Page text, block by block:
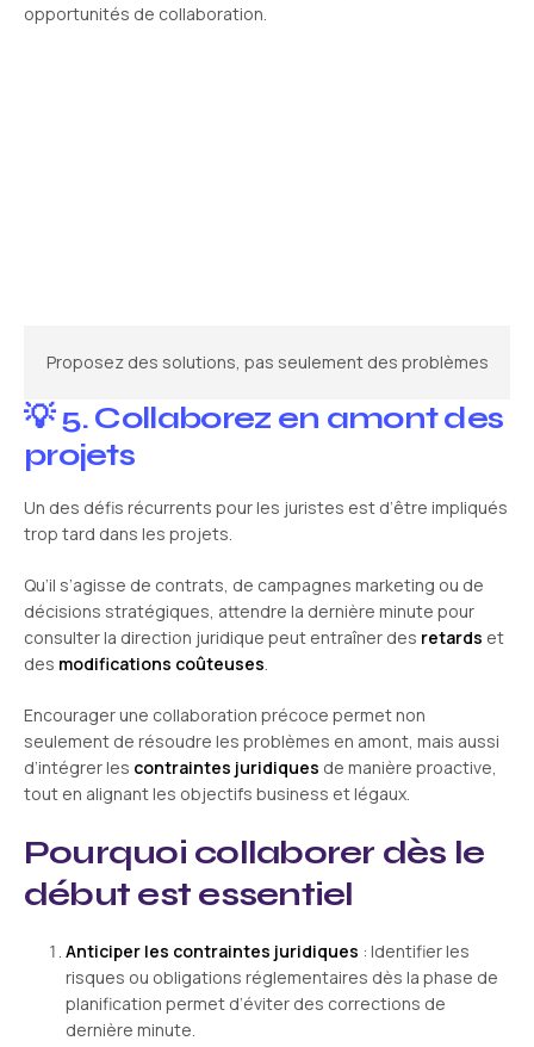
opportunités de collaboration.
Proposez des solutions, pas seulement des problèmes
💡 5. Collaborez en amont des
projets
Un des défis récurrents pour les juristes est d’être impliqués
trop tard dans les projets.
Qu’il s’agisse de contrats, de campagnes marketing ou de
décisions stratégiques, attendre la dernière minute pour
consulter la direction juridique peut entraîner des retards et
des modifications coûteuses.
Encourager une collaboration précoce permet non
seulement de résoudre les problèmes en amont, mais aussi
d’intégrer les contraintes juridiques de manière proactive,
tout en alignant les objectifs business et légaux.
Pourquoi collaborer dès le
début est essentiel
Anticiper les contraintes juridiques : Identifier les
risques ou obligations réglementaires dès la phase de
planification permet d’éviter des corrections de
dernière minute.